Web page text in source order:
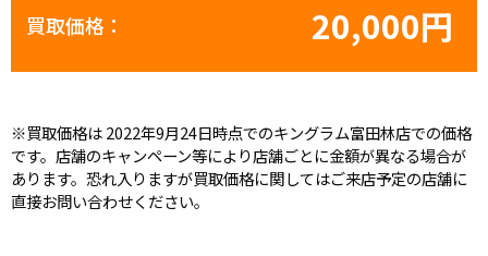
買取価格： 20,000円
※買取価格は 2022年9月24日時点でのキングラム富田林店での価格
です。店舗のキャンペーン等により店舗ごとに金額が異なる場合が
あります。恐れ入りますが買取価格に関してはご来店予定の店舗に
直接お問い合わせください。